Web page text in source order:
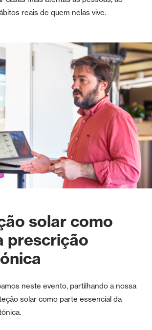
reais de quem nelas vive.
solar como
prescrição
neste evento, partilhando a nossa
solar como parte essencial da